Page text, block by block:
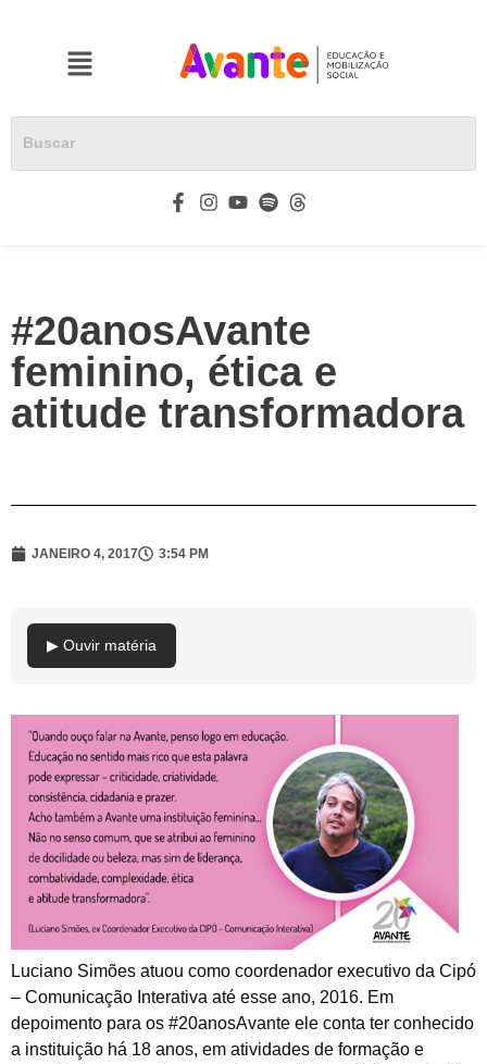
#20anosAvante
feminino, ética e
atitude transformadora
JANEIRO 4, 2017 3:54 PM
▶ Ouvir matéria
Luciano Simões atuou como coordenador executivo da Cipó
– Comunicação Interativa até esse ano, 2016. Em
depoimento para os #20anosAvante ele conta ter conhecido
a instituição há 18 anos, em atividades de formação e